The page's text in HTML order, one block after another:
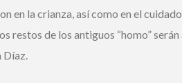
la crianza, así como en el cuidado
restos de los antiguos “homo”